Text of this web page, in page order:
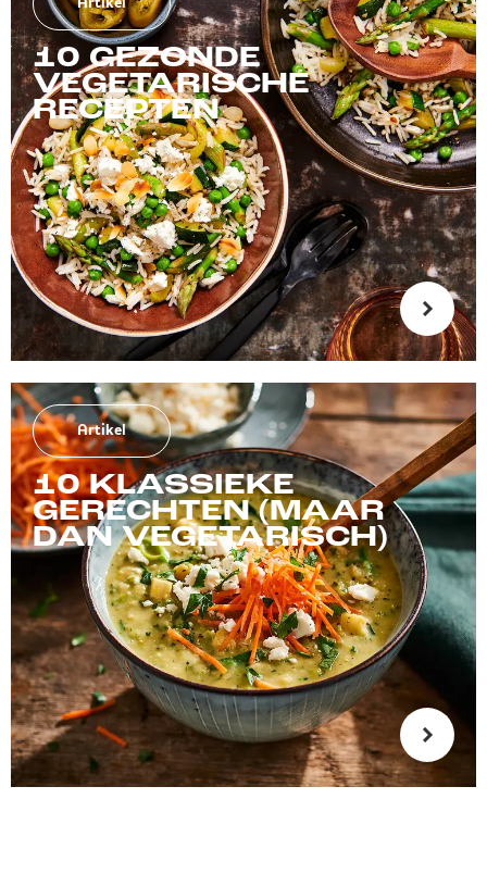
Artikel
10 GEZONDE
VEGETARISCHE
RECEPTEN
Artikel
10 KLASSIEKE
GERECHTEN (MAAR
DAN VEGETARISCH)